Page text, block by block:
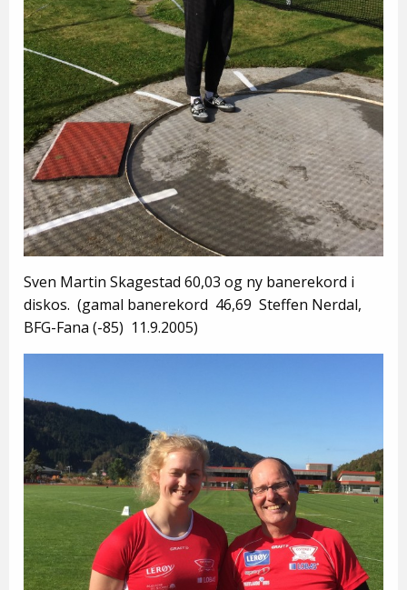
Sven Martin Skagestad 60,03 og ny banerekord i
diskos. (gamal banerekord 46,69 Steffen Nerdal,
BFG-Fana (-85) 11.9.2005)